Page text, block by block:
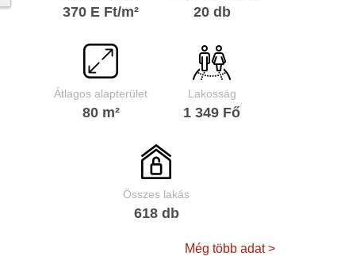
370 E Ft/m² 20 db
Átlagos alapterület
80 m²
Lakosság
1 349 Fő
Összes lakás
618 db
Még több adat >